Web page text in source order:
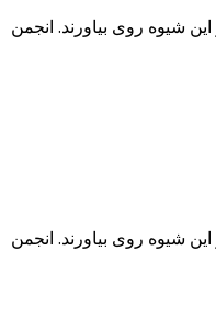
شیوه روی بیاورند. انجمن
شیوه روی بیاورند. انجمن